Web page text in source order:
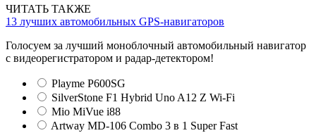
ЧИТАТЬ ТАКЖЕ
13 лучших автомобильных GPS-навигаторов
Голосуем за лучший моноблочный автомобильный навигатор
с видеорегистратором и радар-детектором!
Playme P600SG
SilverStone F1 Hybrid Uno A12 Z Wi-Fi
Mio MiVue i88
Artway MD-106 Combo 3 в 1 Super Fast